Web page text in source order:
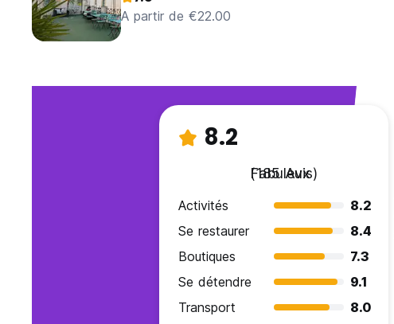
A partir de €22.00
8.2
Fabuleux
(185 Avis)
Activités
8.2
Se restaurer
8.4
Boutiques
7.3
Se détendre
9.1
Transport
8.0